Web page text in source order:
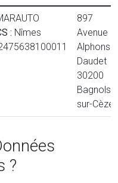
: Nîmes
897
Avenue
Alphonse
Daudet
30200
Bagnols-
sur-Cèze
?